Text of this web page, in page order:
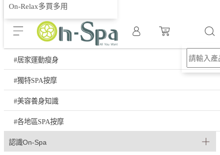
On-Relax多買多用
#按摩舒壓推薦
#居家運動瘦身
#獨特SPA按摩
#美容養身知識
#各地區SPA按摩
認識On-Spa